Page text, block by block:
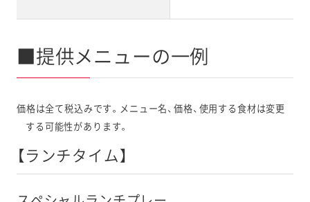
■提供メニューの一例
価格は全て税込みです。メニュー名、価格、使用する食材は変更
する可能性があります。
【ランチタイム】